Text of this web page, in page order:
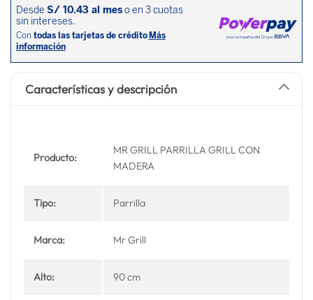
Características y descripción
Producto:
MR GRILL PARRILLA GRILL CON
MADERA
Tipo: Parrilla
Marca: Mr Grill
Alto: 90 cm